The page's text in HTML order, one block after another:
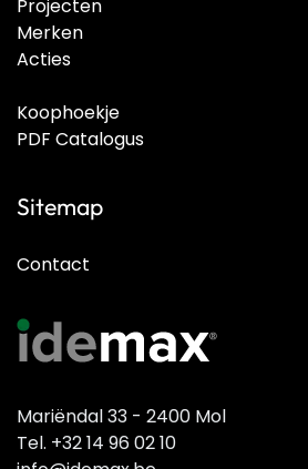
Projecten
Merken
Acties
Koophoekje
PDF Catalogus
Sitemap
Contact
Mariëndal 33 - 2400 Mol
Tel. +32 14 96 02 10